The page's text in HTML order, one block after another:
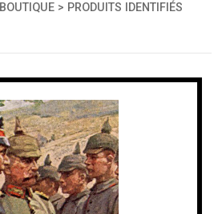
BOUTIQUE > PRODUITS IDENTIFIÉS